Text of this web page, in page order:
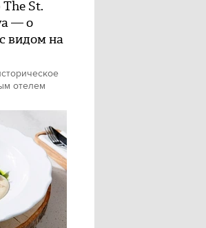
St.
— о
видом на
отелем